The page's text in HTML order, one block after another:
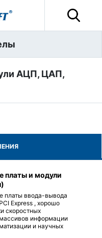
АЦП, ЦАП,
платы и модули
платы ввода-вывода
Express , хорошо
скоростных
информации
и научных